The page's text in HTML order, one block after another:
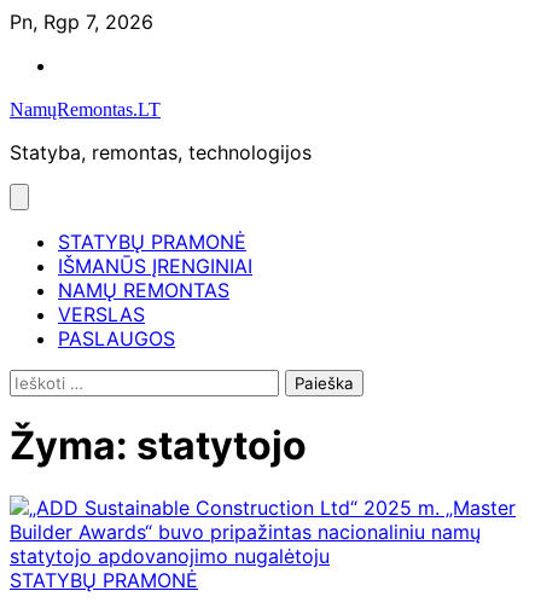
Skip
content
Pn, Rgp 7, 2026
NamųRemontas.LT
Statyba, remontas, technologijos
STATYBŲ PRAMONĖ
IŠMANŪS ĮRENGINIAI
NAMŲ REMONTAS
VERSLAS
PASLAUGOS
Ieškoti:
Žyma: statytojo
STATYBŲ PRAMONĖ